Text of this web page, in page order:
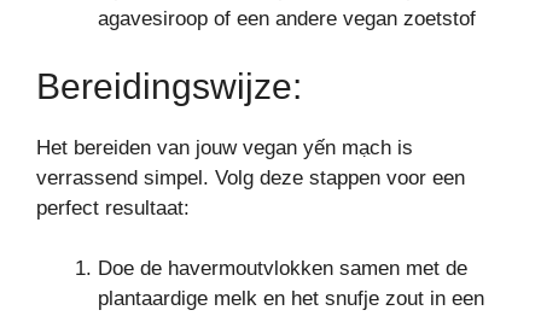
agavesiroop of een andere vegan zoetstof
Bereidingswijze:
Het bereiden van jouw vegan yến mạch is
verrassend simpel. Volg deze stappen voor een
perfect resultaat:
Doe de havermoutvlokken samen met de
plantaardige melk en het snufje zout in een